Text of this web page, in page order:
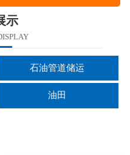
示
石油管道储运
油田